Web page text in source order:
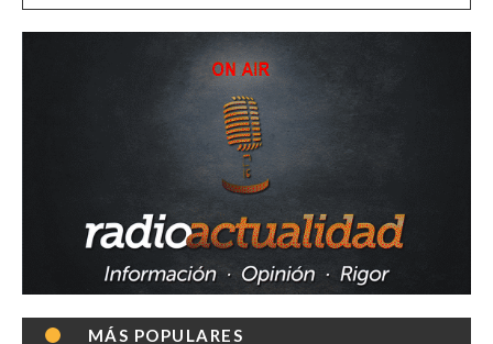
MÁS POPULARES